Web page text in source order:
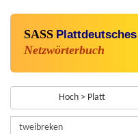
SASS Plattdeutsches
Netzwörterbuch
Hoch > Platt